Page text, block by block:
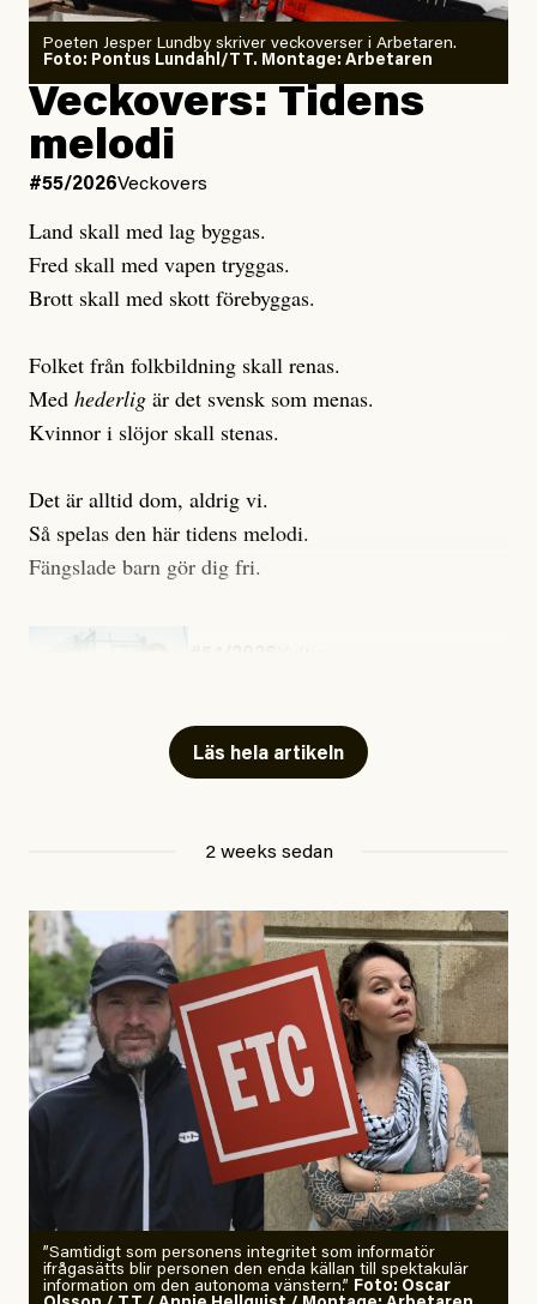
Publicerad6 August, 2026
Uppdaterad7 August, 2026
Joel Kellgren
Publicerad3 August, 2026
Uppdaterad3 August, 2026
Poeten Jesper Lundby skriver veckoverser i Arbetaren.
Foto: Pontus Lundahl/TT. Montage: Arbetaren
Veckovers: Tidens
melodi
#55/2026Veckovers
Land skall med lag byggas.
Fred skall med vapen tryggas.
Brott skall med skott förebyggas.
Folket från folkbildning skall renas.
Med hederlig är det svensk som menas.
Kvinnor i slöjor skall stenas.
Det är alltid dom, aldrig vi.
Så spelas den här tidens melodi.
Fängslade barn gör dig fri.
Läs hela artikeln
2 weeks sedan
”Samtidigt som personens integritet som informatör
ifrågasätts blir personen den enda källan till spektakulär
information om den autonoma vänstern.” Foto: Oscar